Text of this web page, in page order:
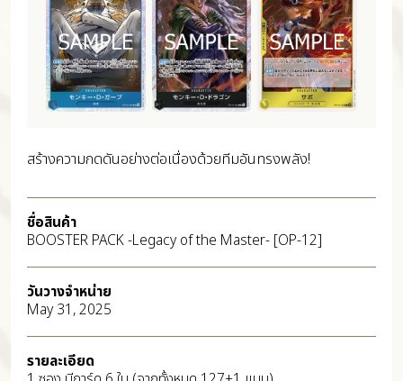
สร้างความกดดันอย่างต่อเนื่องด้วยทีมอันทรงพลัง!
ชื่อสินค้า
BOOSTER PACK -Legacy of the Master- [OP-12]
วันวางจำหน่าย
May 31, 2025
รายละเอียด